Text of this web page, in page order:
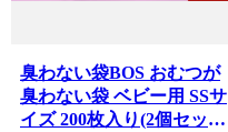
臭わない袋BOS おむつが
臭わない袋 ベビー用 SSサ
イズ 200枚入り(2個セッ